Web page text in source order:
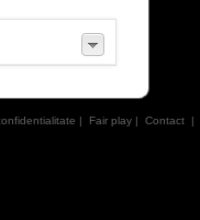
| Fair play| Contact|